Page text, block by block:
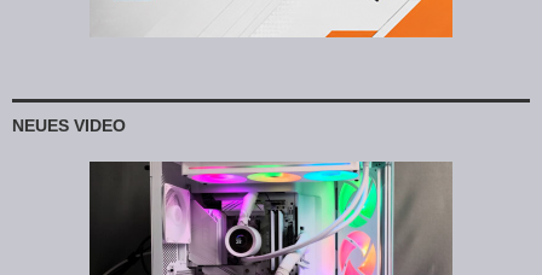
NEUES VIDEO